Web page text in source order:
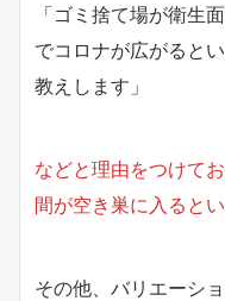
「ゴミ捨て場が衛生
でコロナが広がると
教えします」
などと理由をつけて
間が空き巣に入ると
その他、バリエーシ